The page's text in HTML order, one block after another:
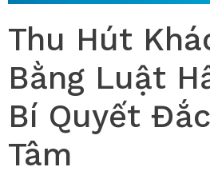
Thu Hút
Bằng Luật
Bí Quyết
Tâm